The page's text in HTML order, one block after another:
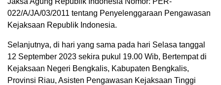
022/A/JA/03/2011 tentang Penyelenggaraan Pengawasan
Kejaksaan Republik Indonesia.
Selanjutnya, di hari yang sama pada hari Selasa tanggal
12 September 2023 sekira pukul 19.00 Wib, Bertempat di
Kejaksaan Negeri Bengkalis, Kabupaten Bengkalis,
Provinsi Riau, Asisten Pengawasan Kejaksaan Tinggi